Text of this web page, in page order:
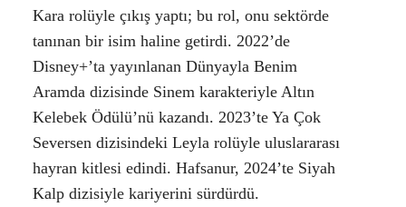
Kara rolüyle çıkış yaptı; bu rol, onu sektörde
tanınan bir isim haline getirdi. 2022’de
Disney+’ta yayınlanan Dünyayla Benim
Aramda dizisinde Sinem karakteriyle Altın
Kelebek Ödülü’nü kazandı. 2023’te Ya Çok
Seversen dizisindeki Leyla rolüyle uluslararası
hayran kitlesi edindi. Hafsanur, 2024’te Siyah
Kalp dizisiyle kariyerini sürdürdü.